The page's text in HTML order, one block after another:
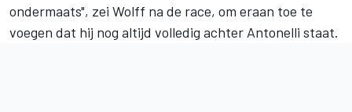
ondermaats", zei Wolff na de race, om eraan toe te
voegen dat hij nog altijd volledig achter Antonelli staat.